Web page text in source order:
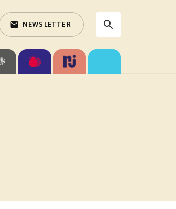
email NEWSLETTER search
search